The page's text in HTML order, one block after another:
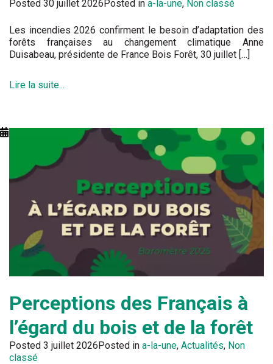
Posted 30 juillet 2026Posted in a-la-une, Non classé
Les incendies 2026 confirment le besoin d’adaptation des
forêts françaises au changement climatique Anne
Duisabeau, présidente de France Bois Forêt, 30 juillet […]
Lire la suite...
Perceptions des Français à
l’égard du bois et de la forêt
Posted 3 juillet 2026Posted in a-la-une, Actualités, Non
classé